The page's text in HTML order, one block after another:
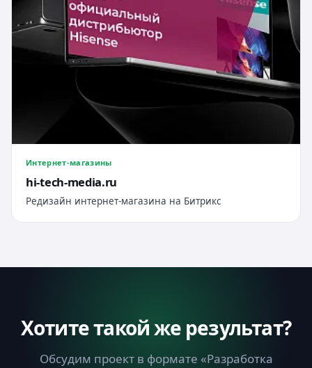
Интернет-магазины
hi-tech-media.ru
Редизайн интернет-магазина на Битрикс
Хотите такой же результат?
Обсудим проект в формате «Разработка